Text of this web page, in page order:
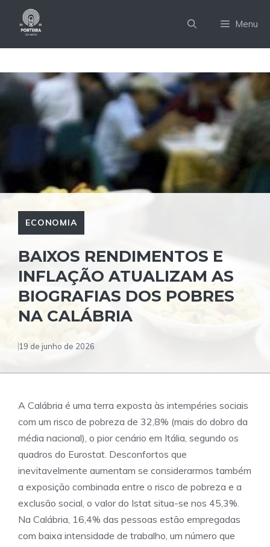
Menu
ECONOMIA
BAIXOS RENDIMENTOS E
INFLAÇÃO ATUALIZAM AS
BIOGRAFIAS DOS POBRES
NA CALÁBRIA
19 de junho de 2026
A Calábria é uma terra exposta às intempéries sociais
com um risco de pobreza de 32,8% (mais do dobro da
média nacional), o pior cenário em Itália, segundo os
quadros do Eurostat. Desconfortos que
inevitavelmente aumentam se considerarmos também
a exposição combinada entre o risco de pobreza e a
exclusão social, o valor do Istat situa-se nos 45,3%.
Na Calábria, 16,4% das pessoas estão empregadas
com baixa intensidade de trabalho, um número que